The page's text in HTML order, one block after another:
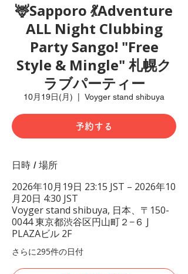
🦌Sapporo 💃Adventure
ALL Night Clubbing
Party Sango! "Free
Style & Mingle" 札幌ク
ラブパーティー
10月19日(月) Voyger stand shibuya
予約する
日時 / 場所
2026年10月19日 23:15 JST – 2026年10
月20日 4:30 JST
Voyger stand shibuya, 日本、〒150-
0044 東京都渋谷区円山町２−６ J
PLAZAビル 2F
さらに295件の日付